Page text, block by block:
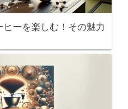
ーを楽しむ！その魅力